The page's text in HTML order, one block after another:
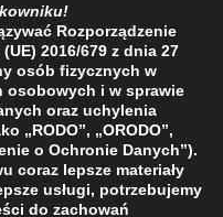
PRYWATNOŚCI
Rozporządzenie
2016/679 z dnia 27
osób fizycznych w
osobowych i w sprawie
oraz uchylenia
„RODO”, „ORODO”,
o Ochronie Danych”).
coraz lepsze materiały
usługi, potrzebujemy
do zachowań